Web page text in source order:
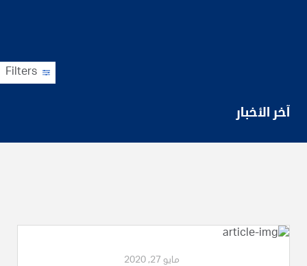
آخر الأخبار
Filters
مايو 27, 2020